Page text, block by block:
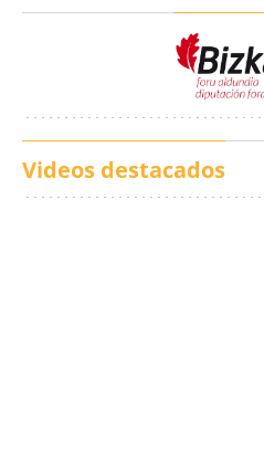
Videos destacados